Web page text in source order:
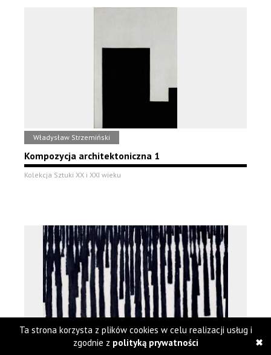
Władysław Strzemiński
Kompozycja architektoniczna 1
Kolekcja Sztuki XX i XXI wieku
Ta strona korzysta z plików cookies w celu realizacji usług i
zgodnie z polityką prywatności